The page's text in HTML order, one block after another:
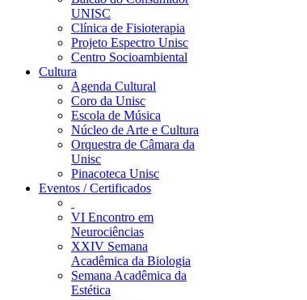
UNISC
Clínica de Fisioterapia
Projeto Espectro Unisc
Centro Socioambiental
Cultura
Agenda Cultural
Coro da Unisc
Escola de Música
Núcleo de Arte e Cultura
Orquestra de Câmara da
Unisc
Pinacoteca Unisc
Eventos / Certificados
VI Encontro em
Neurociências
XXIV Semana
Acadêmica da Biologia
Semana Acadêmica da
Estética